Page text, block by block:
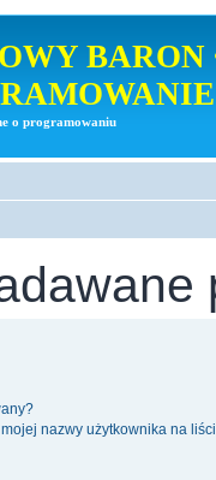
BARON
o programowaniu
nazwy użytkownika na